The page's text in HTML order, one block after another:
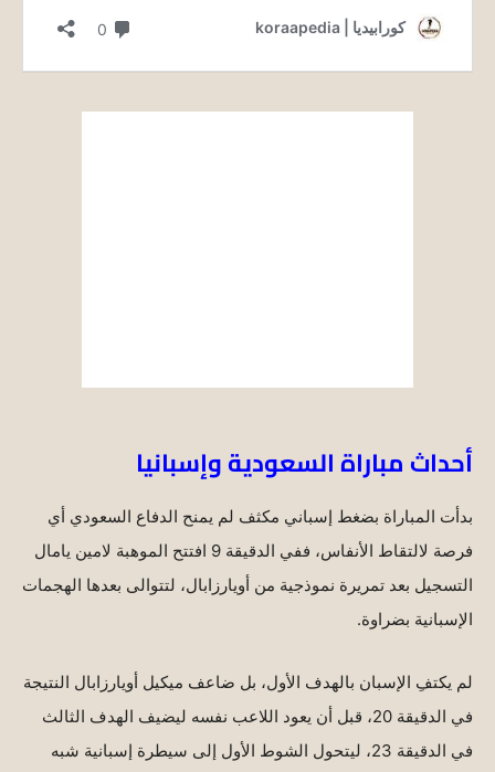
أحداث مباراة السعودية وإسبانيا
بدأت المباراة بضغط إسباني مكثف لم يمنح الدفاع السعودي أي
فرصة لالتقاط الأنفاس، ففي الدقيقة 9 افتتح الموهبة لامين يامال
التسجيل بعد تمريرة نموذجية من أويارزابال، لتتوالى بعدها الهجمات
الإسبانية بضراوة.
لم يكتفِ الإسبان بالهدف الأول، بل ضاعف ميكيل أويارزابال النتيجة
في الدقيقة 20، قبل أن يعود اللاعب نفسه ليضيف الهدف الثالث
في الدقيقة 23، ليتحول الشوط الأول إلى سيطرة إسبانية شبه